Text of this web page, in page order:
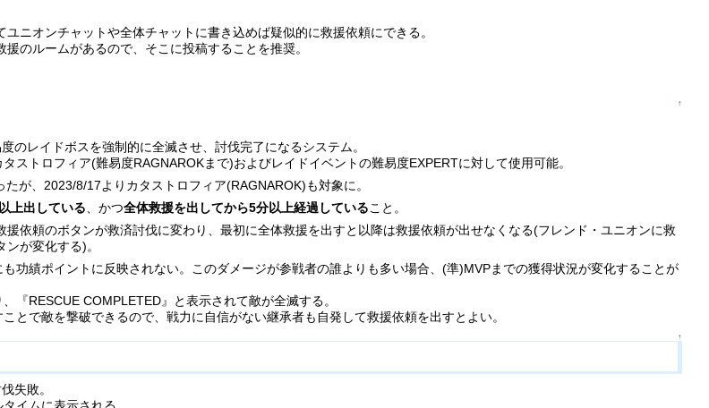
ニオンチャットや全体チャットに書き込めば疑似的に救援依頼にできる。
のルームがあるので、そこに投稿することを推奨。
↑
のレイドボスを強制的に全滅させ、討伐完了になるシステム。
ストロフィア(難易度RAGNAROKまで)およびレイドイベントの難易度EXPERTに対して使用可能。
が、2023/8/17よりカタストロフィア(RAGNAROK)も対象に。
上出している 、かつ全体救援を出してから5分以上経過していること。
援依頼のボタンが救済討伐に変わり、最初に全体救援を出すと以降は救援依頼が出せなくなる(フレンド・ユニオンに救
が変化する)。
功績ポイントに反映されない。このダメージが参戦者の誰よりも多い場合、(準)MVPまでの獲得状況が変化することが
『RESCUE COMPLETED』と表示されて敵が全滅する。
とで敵を撃破できるので、戦力に自信がない継承者も自発して救援依頼を出すとよい。
↑
失敗。